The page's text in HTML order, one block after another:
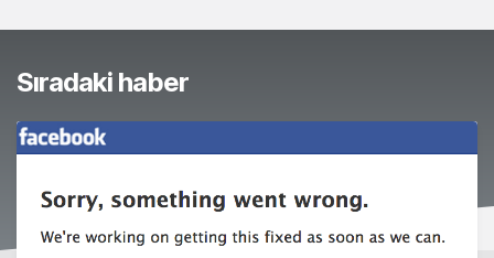
Sıradaki haber